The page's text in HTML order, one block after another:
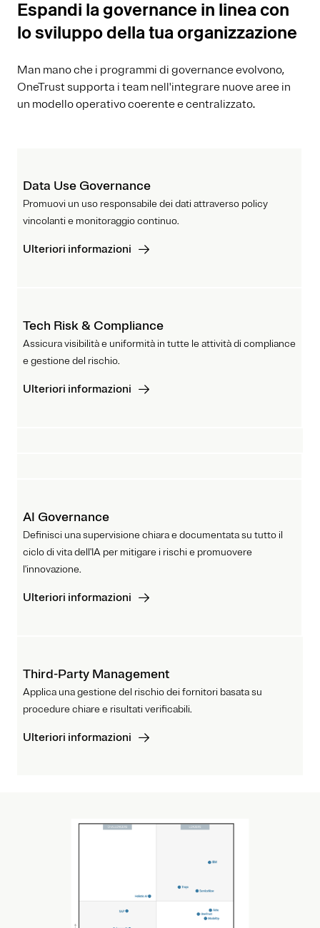
Espandi la governance in linea con
lo sviluppo della tua organizzazione
Man mano che i programmi di governance evolvono,
OneTrust supporta i team nell'integrare nuove aree in
un modello operativo coerente e centralizzato.
Data Use Governance
Promuovi un uso responsabile dei dati attraverso policy
vincolanti e monitoraggio continuo.
Ulteriori informazioni
Tech Risk & Compliance
Assicura visibilità e uniformità in tutte le attività di compliance
e gestione del rischio.
Ulteriori informazioni
AI Governance
Definisci una supervisione chiara e documentata su tutto il
ciclo di vita dell'IA per mitigare i rischi e promuovere
l'innovazione.
Ulteriori informazioni
Third-Party Management
Applica una gestione del rischio dei fornitori basata su
procedure chiare e risultati verificabili.
Ulteriori informazioni